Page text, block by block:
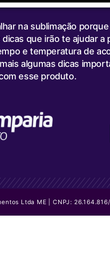
na sublimação
que irão te ajudar
e temperatura de
algumas dicas
esse produto.
Ltda ME | CNPJ: